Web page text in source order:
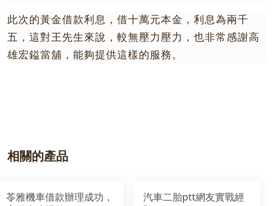
此次的黃金借款利息，借十萬元本金，利息為兩千
五，這對王先生來說，較無壓力壓力，也非常感謝高
雄宏鎰當舖，能夠提供這樣的服務。
相關的產品
苓雅機車借款辦理成功，
汽車二胎ptt網友實戰經